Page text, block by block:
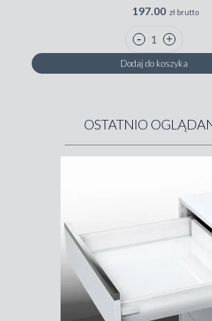
197.00 zł brutto
Dodaj do koszyka
OSTATNIO